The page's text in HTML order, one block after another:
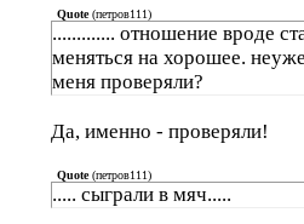
Quote(петров111)
............. отношение вроде
меняться на хорошее.
меня проверяли?
Да, именно - проверяли!
Quote(петров111)
..... сыграли в мяч.....